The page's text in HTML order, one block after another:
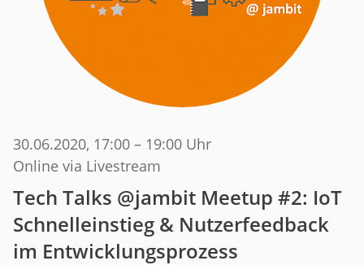
30.06.2020, 17:00 – 19:00 Uhr
Online via Livestream
Tech Talks @jambit Meetup #2: IoT
Schnelleinstieg & Nutzerfeedback
im Entwicklungsprozess